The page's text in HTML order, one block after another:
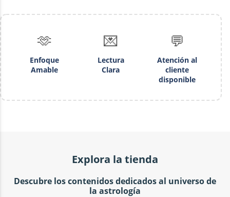
🫶
Enfoque
Amable
💌
Lectura
Clara
💬
Atención al
cliente
disponible
Explora la tienda
Descubre los contenidos dedicados al universo de
la astrología